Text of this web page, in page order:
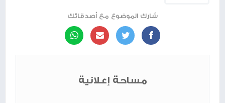
شارك الموضوع مع أصدقائك
مساحة إعلانية